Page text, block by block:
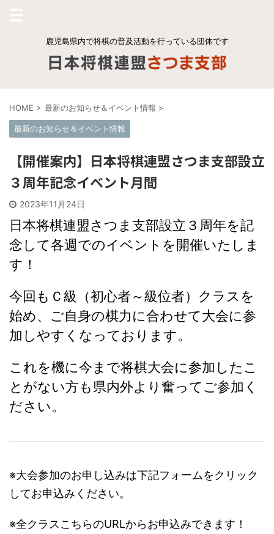
鹿児島県内で将棋の普及活動を行っている団体です
HOME > 最新のお知らせ＆イベント情報 >
最新のお知らせ＆イベント情報
【開催案内】日本将棋連盟さつま支部設立
３周年記念イベント月間
2023年11月24日
日本将棋連盟さつま支部設立３周年を記
念して各週でのイベントを開催いたしま
す！
今回もＣ級（初心者～級位者）クラスを
始め、ご自身の棋力に合わせて大会に参
加しやすくなっております。
これを機に今まで将棋大会に参加したこ
とがない方も県内外より奮ってご参加く
ださい。
※大会参加のお申し込みは下記フォームをクリック
してお申込みください。
※全クラスこちらのURLからお申込みできます！